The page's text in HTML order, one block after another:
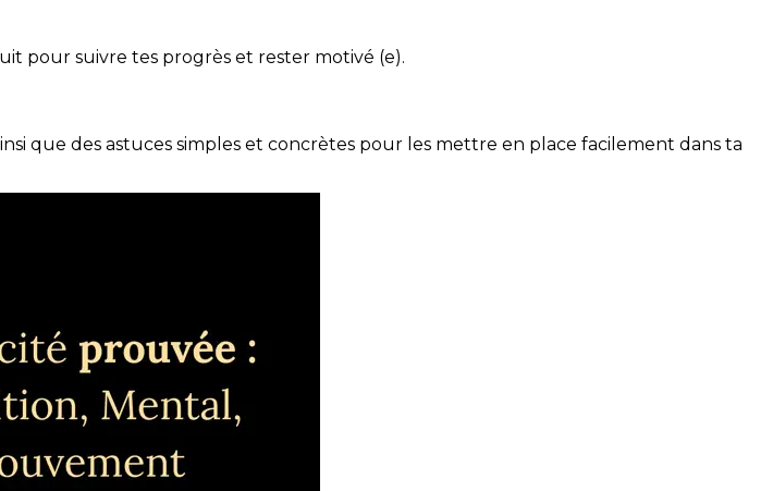
pour suivre tes progrès et rester motivé (e).
que des astuces simples et concrètes pour les mettre en place facilement dans ta